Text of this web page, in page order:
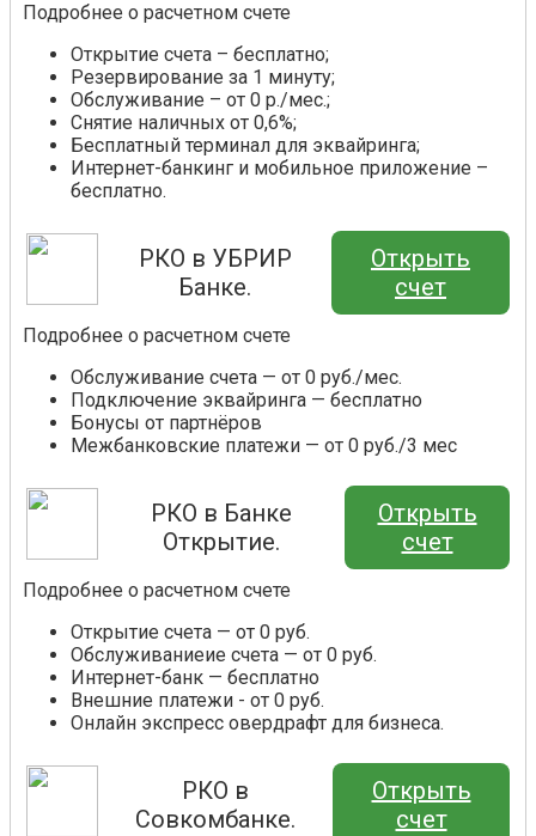
Подробнее о расчетном счете
Открытие счета – бесплатно;
Резервирование за 1 минуту;
Обслуживание – от 0 р./мес.;
Снятие наличных от 0,6%;
Бесплатный терминал для эквайринга;
Интернет-банкинг и мобильное приложение –
бесплатно.
РКО в УБРИР
Банке.
Открыть
счет
Подробнее о расчетном счете
Обслуживание счета — от 0 руб./мес.
Подключение эквайринга — бесплатно
Бонусы от партнёров
Межбанковские платежи — от 0 руб./3 мес
РКО в Банке
Открытие.
Открыть
счет
Подробнее о расчетном счете
Открытие счета — от 0 руб.
Обслуживаниеие счета — от 0 руб.
Интернет-банк — бесплатно
Внешние платежи - от 0 руб.
Онлайн экспресс овердрафт для бизнеса.
РКО в
Совкомбанке.
Открыть
счет